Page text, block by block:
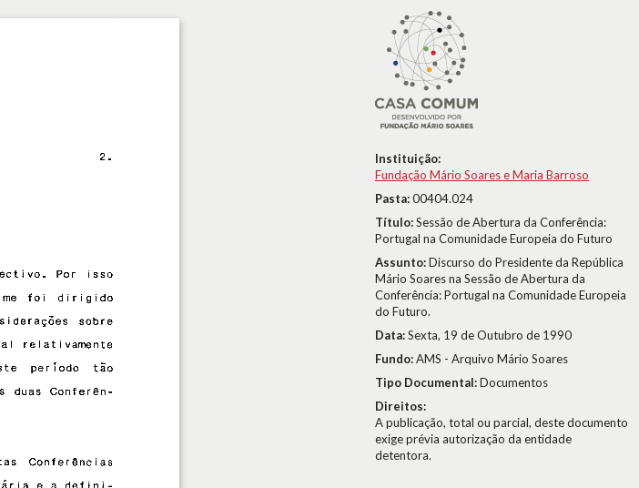
Instituição:
Fundação Mário Soares e Maria Barroso
Pasta:00404.024
Título:Sessão de Abertura da Conferência:
Portugal na Comunidade Europeia do Futuro
Assunto:Discurso do Presidente da República
Mário Soares na Sessão de Abertura da
Conferência: Portugal na Comunidade Europeia
do Futuro.
Data:Sexta, 19 de Outubro de 1990
Fundo:AMS - Arquivo Mário Soares
Tipo Documental:Documentos
Direitos:
A publicação, total ou parcial, deste documento
exige prévia autorização da entidade
detentora.